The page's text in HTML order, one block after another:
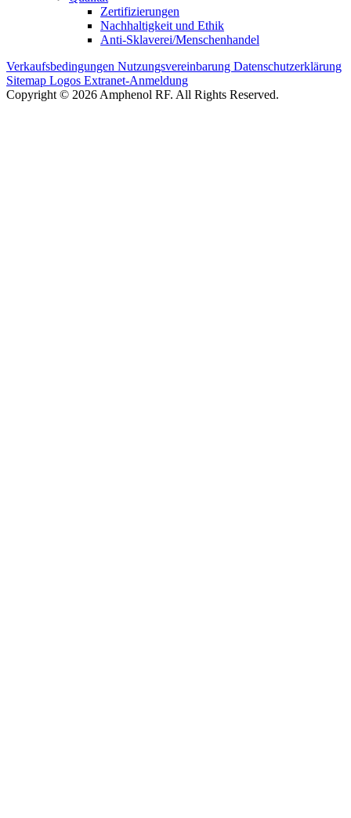
Zertifizierungen
Nachhaltigkeit und Ethik
Anti-Sklaverei/Menschenhandel
Verkaufsbedingungen Nutzungsvereinbarung Datenschutzerklärung
Sitemap Logos Extranet-Anmeldung
Copyright © 2026 Amphenol RF. All Rights Reserved.